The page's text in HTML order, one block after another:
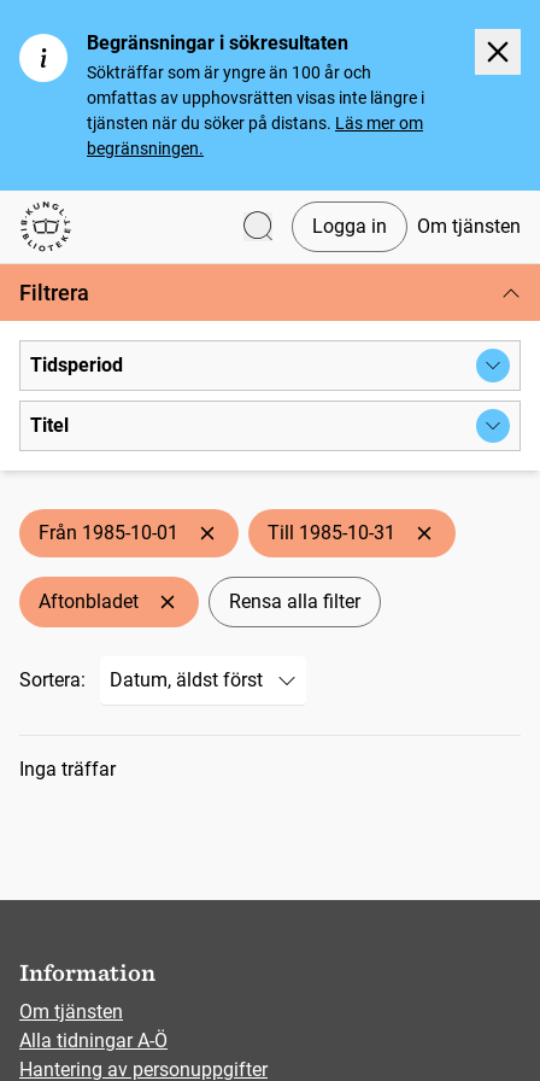
Begränsningar i sökresultaten
Sökträffar som är yngre än 100 år och
omfattas av upphovsrätten visas inte längre i
tjänsten när du söker på distans. Läs mer om
begränsningen.
Svenska tidningar
Logga in Om tjänsten
Filtrera
Tidsperiod
Titel
Från 1985-10-01 Till 1985-10-31
Aftonbladet Rensa alla filter
Sortera:
Sökresultat
Inga träffar
Information
Om tjänsten
Alla tidningar A-Ö
Hantering av personuppgifter